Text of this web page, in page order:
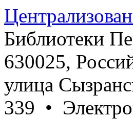
Библиотеки
630025,
улица
339 •